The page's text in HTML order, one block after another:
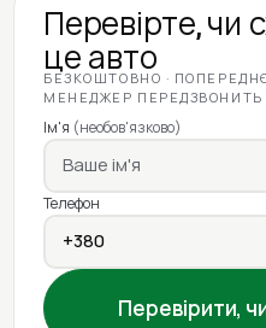
Перевірте, чи
це авто
БЕЗКОШТОВНО ·
МЕНЕДЖЕР ПЕРЕДЗВОНИТЬ
Ім'я (необов'язково)
Телефон
Перевірити,